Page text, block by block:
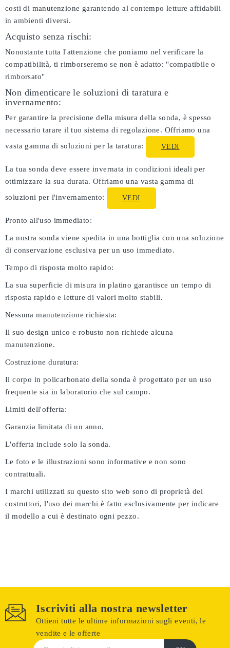
costi di manutenzione garantendo al contempo letture affidabili
in ambienti diversi.
Acquisto senza rischi:
Nonostante tutta l'attenzione che poniamo nel verificare la
compatibilità, ti rimborseremo se non è adatto: "compatibile o
rimborsato"
Non dimenticare le soluzioni di taratura e
invernamento:
Per garantire la precisione della misura della sonda, è spesso
necessario tarare il tuo sistema di regolazione. Offriamo una
vasta gamma di soluzioni per la taratura:
VEDI
La tua sonda deve essere invernata in condizioni ideali per
ottimizzare la sua durata. Offriamo una vasta gamma di
soluzioni per l'invernamento:
VEDI
Pronto all'uso immediato:
La nostra sonda viene spedita in una bottiglia con una soluzione
di conservazione esclusiva per un uso immediato.
Tempo di risposta molto rapido:
La sua superficie di misura in platino garantisce un tempo di
risposta rapido e letture di valori molto stabili.
Nessuna manutenzione richiesta:
Il suo design unico e robusto non richiede alcuna
manutenzione.
Costruzione duratura:
Il corpo in policarbonato della sonda è progettato per un uso
frequente sia in laboratorio che sul campo.
Limiti dell'offerta:
Garanzia limitata di un anno.
L'offerta include solo la sonda.
Le foto e le illustrazioni sono informative e non sono
contrattuali.
I marchi utilizzati su questo sito web sono di proprietà dei
costruttori, l'uso dei marchi è fatto esclusivamente per indicare
il modello a cui è destinato ogni pezzo.
Iscriviti alla nostra newsletter
Ottieni tutte le ultime informazioni sugli eventi, le
vendite e le offerte